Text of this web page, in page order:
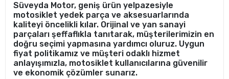
Süveyda Motor, geniş ürün yelpazesiyle
motosiklet yedek parça ve aksesuarlarında
kaliteyi öncelikli kılar. Orijinal ve yan sanayi
parçaları şeffaflıkla tanıtarak, müşterilerimizin en
doğru seçimi yapmasına yardımcı oluruz. Uygun
fiyat politikamız ve müşteri odaklı hizmet
anlayışımızla, motosiklet kullanıcılarına güvenilir
ve ekonomik çözümler sunarız.